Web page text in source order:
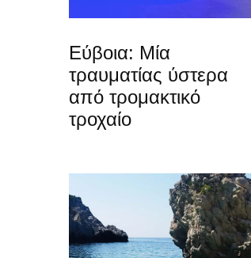
Εύβοια: Μία
τραυματίας ύστερα
από τρομακτικό
τροχαίο